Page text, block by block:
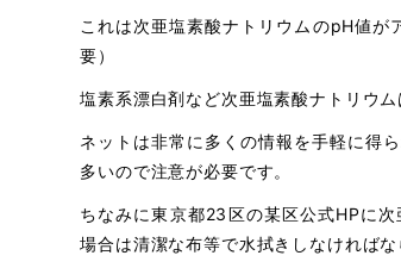
これは次亜塩素酸ナトリウムのpH値
要）
塩素系漂白剤など次亜塩素酸ナトリウム
ネットは非常に多くの情報を手軽に得
多いので注意が必要です。
ちなみに東京都23区の某区公式HPに
場合は清潔な布等で水拭きしなければ